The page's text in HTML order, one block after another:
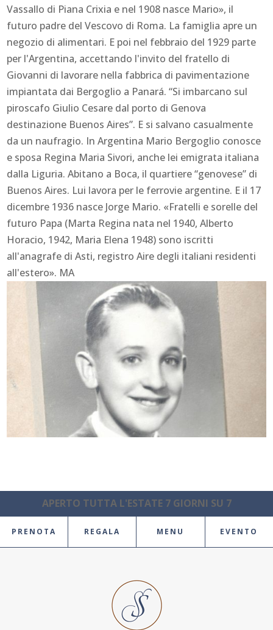
Vassallo di Piana Crixia e nel 1908 nasce Mario», il
futuro padre del Vescovo di Roma. La famiglia apre un
negozio di alimentari. E poi nel febbraio del 1929 parte
per l'Argentina, accettando l'invito del fratello di
Giovanni di lavorare nella fabbrica di pavimentazione
impiantata dai Bergoglio a Panará. “Si imbarcano sul
piroscafo Giulio Cesare dal porto di Genova
destinazione Buenos Aires”. E si salvano casualmente
da un naufragio. In Argentina Mario Bergoglio conosce
e sposa Regina Maria Sivori, anche lei emigrata italiana
dalla Liguria. Abitano a Boca, il quartiere “genovese” di
Buenos Aires. Lui lavora per le ferrovie argentine. E il 17
dicembre 1936 nasce Jorge Mario. «Fratelli e sorelle del
futuro Papa (Marta Regina nata nel 1940, Alberto
Horacio, 1942, Maria Elena 1948) sono iscritti
all'anagrafe di Asti, registro Aire degli italiani residenti
all'estero». MA
APERTO TUTTA L'ESTATE 7 GIORNI SU 7
PRENOTA REGALA MENU EVENTO